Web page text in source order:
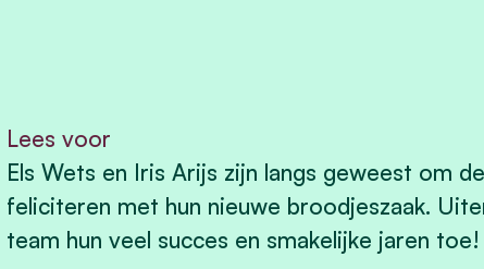
Lees voor
Els Wets en Iris Arijs zijn langs geweest om
feliciteren met hun nieuwe broodjeszaak.
team hun veel succes en smakelijke jaren toe!